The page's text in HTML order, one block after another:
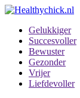
Gelukkiger
Succesvoller
Bewuster
Gezonder
Vrijer
Liefdevoller